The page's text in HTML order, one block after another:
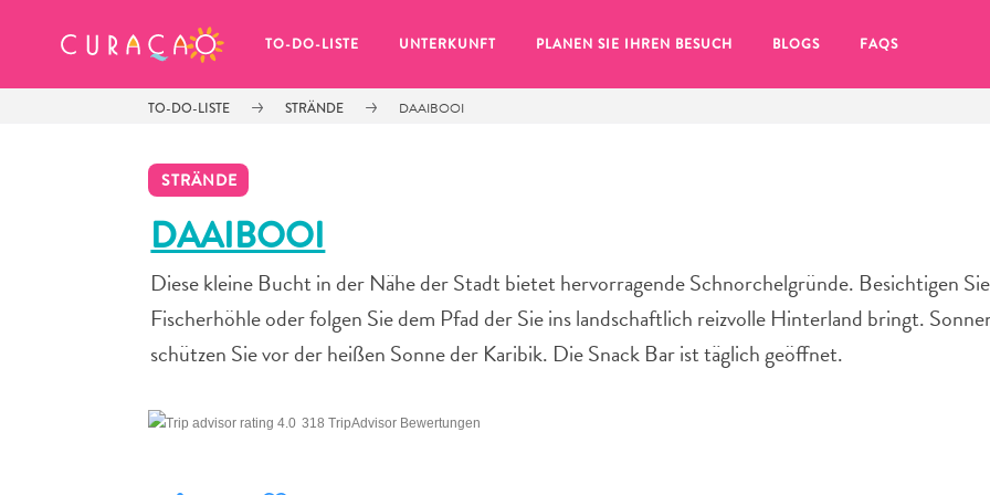
TO-DO-LISTE UNTERKUNFT PLANEN SIE IHREN BESUCH BLOGS FAQS
TO-DO-LISTE STRÄNDE DAAIBOOI
STRÄNDE
DAAIBOOI
Diese kleine Bucht in der Nähe der Stadt bietet hervorragende Schnorchelgründe. Besichtigen
Fischerhöhle oder folgen Sie dem Pfad der Sie ins landschaftlich reizvolle Hinterland bringt.
schützen Sie vor der heißen Sonne der Karibik. Die Snack Bar ist täglich geöffnet.
318 TripAdvisor Bewertungen
MEINE FAVORITEN
Es schaut so aus, als ob Sie noch
gespeichert haben.